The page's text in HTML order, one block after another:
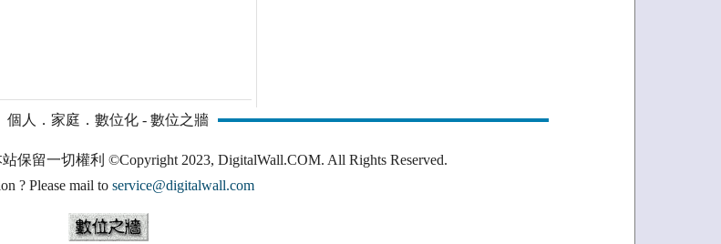
個人．家庭．數位化 - 數位之牆
保留一切權利 ©Copyright 2023, DigitalWall.COM. All Rights Reserved.
? Please mail to service@digitalwall.com